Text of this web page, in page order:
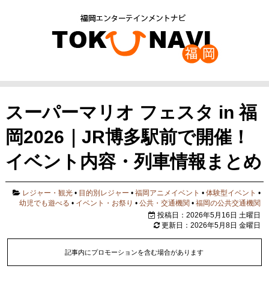
スーパーマリオ フェスタ in 福
岡2026｜JR博多駅前で開催！
イベント内容・列車情報まとめ
レジャー・観光 • 目的別レジャー •福岡アニメイベント •体験型イベント •
幼児でも遊べる • イベント・お祭り •公共・交通機関 •福岡の公共交通機関
投稿日：2026年5月16日 土曜日
更新日：2026年5月8日 金曜日
記事内にプロモーションを含む場合があります